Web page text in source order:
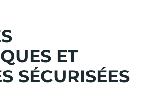
ET
SÉCURISÉES